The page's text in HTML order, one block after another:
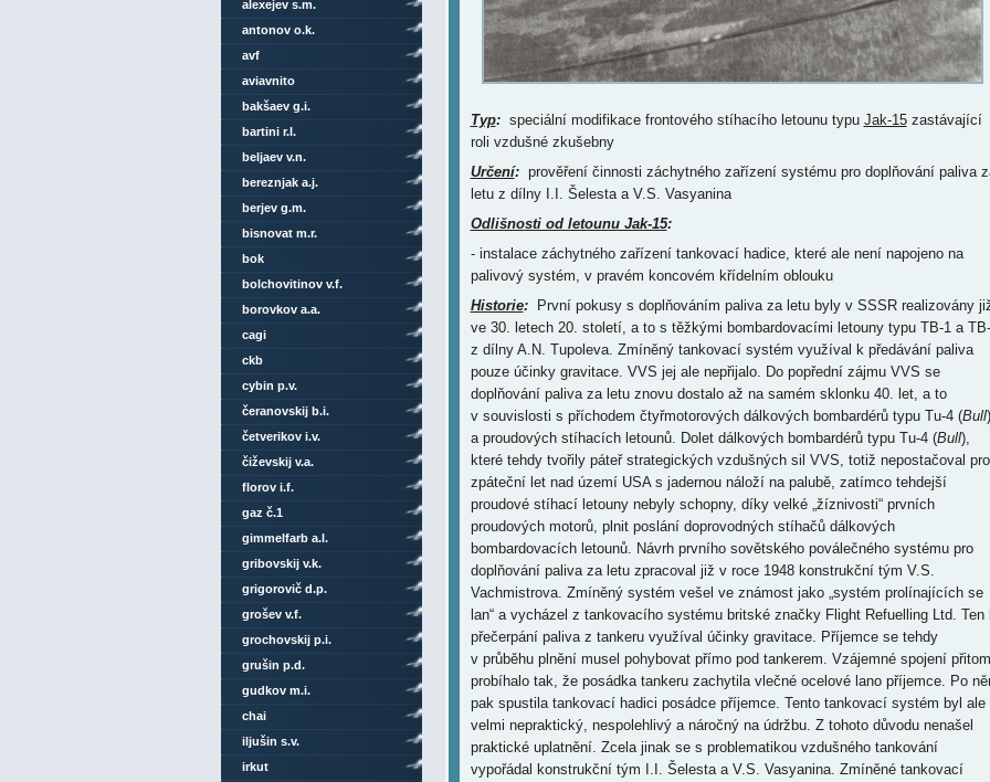
Typ:speciální modifikace frontového stíhacího letounu typu Jak-15zastávající
roli vzdušné zkušebny
Určení:prověření činnosti záchytného zařízení systému pro doplňování paliva
letu z dílny I.I. Šelesta a V.S. Vasyanina
Odlišnosti od letounu Jak-15:
- instalace záchytného zařízení tankovací hadice, které ale není napojeno na
palivový systém, v pravém koncovém křídelním oblouku
Historie:První pokusy s doplňováním paliva za letu byly v SSSR realizovány
ve 30. letech 20. století, a to s těžkými bombardovacími letouny typu TB-1 a
z dílny A.N. Tupoleva. Zmíněný tankovací systém využíval k předávání paliva
pouze účinky gravitace. VVS jej ale nepřijalo. Do popřední zájmu VVS se
doplňování paliva za letu znovu dostalo až na samém sklonku 40. let, a to
v souvislosti s příchodem čtyřmotorových dálkových bombardérů typu Tu-4 (Bull)
a proudových stíhacích letounů. Dolet dálkových bombardérů typu Tu-4 (Bull),
které tehdy tvořily páteř strategických vzdušných sil VVS, totiž nepostačoval pro
zpáteční let nad území USA s jadernou náloží na palubě, zatímco tehdejší
proudové stíhací letouny nebyly schopny, díky velké „žíznivosti“ prvních
proudových motorů, plnit poslání doprovodných stíhačů dálkových
bombardovacích letounů. Návrh prvního sovětského poválečného systému pro
doplňování paliva za letu zpracoval již v roce 1948 konstrukční tým V.S.
Vachmistrova. Zmíněný systém vešel ve známost jako „systém prolínajících se
lan“ a vycházel z tankovacího systému britské značky Flight Refuelling Ltd. Ten
přečerpání paliva z tankeru využíval účinky gravitace. Příjemce se tehdy
v průběhu plnění musel pohybovat přímo pod tankerem. Vzájemné spojení přitom
probíhalo tak, že posádka tankeru zachytila vlečné ocelové lano příjemce. Po
pak spustila tankovací hadici posádce příjemce. Tento tankovací systém byl ale
velmi nepraktický, nespolehlivý a náročný na údržbu. Z tohoto důvodu nenašel
praktické uplatnění. Zcela jinak se s problematikou vzdušného tankování
vypořádal konstrukční tým I.I. Šelesta a V.S. Vasyanina. Zmíněné tankovací
alexejev s.m.
antonov o.k.
avf
aviavnito
bakšaev g.i.
bartini r.l.
beljaev v.n.
bereznjak a.j.
berjev g.m.
bisnovat m.r.
bok
bolchovitinov v.f.
borovkov a.a.
cagi
ckb
cybin p.v.
čeranovskij b.i.
četverikov i.v.
čiževskij v.a.
florov i.f.
gaz č.1
gimmelfarb a.l.
gribovskij v.k.
grigorovič d.p.
grošev v.f.
grochovskij p.i.
grušin p.d.
gudkov m.i.
chai
iljušin s.v.
irkut